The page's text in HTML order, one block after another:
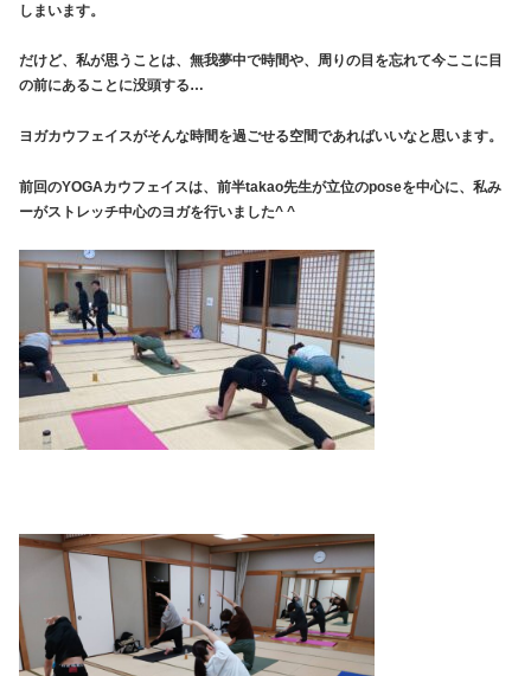
しまいます。
だけど、私が思うことは、無我夢中で時間や、周りの目を忘れて今ここに目
の前にあることに没頭する…
ヨガカウフェイスがそんな時間を過ごせる空間であればいいなと思います。
前回のYOGAカウフェイスは、前半takao先生が立位のposeを中心に、私み
ーがストレッチ中心のヨガを行いました^ ^